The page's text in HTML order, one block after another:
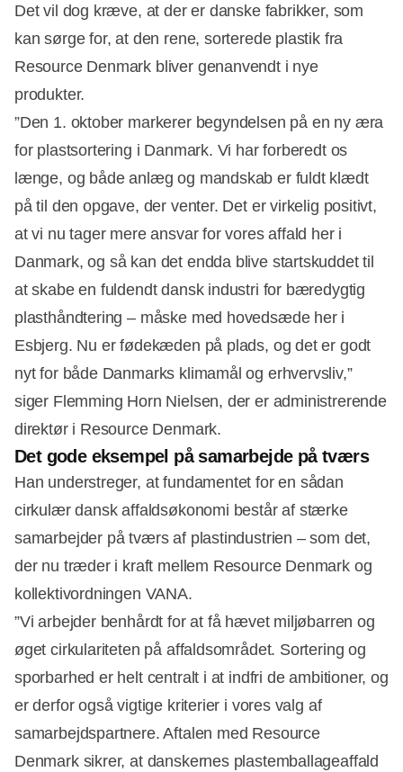
Det vil dog kræve, at der er danske fabrikker, som
kan sørge for, at den rene, sorterede plastik fra
Resource Denmark bliver genanvendt i nye
produkter.
”Den 1. oktober markerer begyndelsen på en ny æra
for plastsortering i Danmark. Vi har forberedt os
længe, og både anlæg og mandskab er fuldt klædt
på til den opgave, der venter. Det er virkelig positivt,
at vi nu tager mere ansvar for vores affald her i
Danmark, og så kan det endda blive startskuddet til
at skabe en fuldendt dansk industri for bæredygtig
plasthåndtering – måske med hovedsæde her i
Esbjerg. Nu er fødekæden på plads, og det er godt
nyt for både Danmarks klimamål og erhvervsliv,”
siger Flemming Horn Nielsen, der er administrerende
direktør i Resource Denmark.
Det gode eksempel på samarbejde på tværs
Han understreger, at fundamentet for en sådan
cirkulær dansk affaldsøkonomi består af stærke
samarbejder på tværs af plastindustrien – som det,
der nu træder i kraft mellem Resource Denmark og
kollektivordningen VANA.
”Vi arbejder benhårdt for at få hævet miljøbarren og
øget cirkulariteten på affaldsområdet. Sortering og
sporbarhed er helt centralt i at indfri de ambitioner, og
er derfor også vigtige kriterier i vores valg af
samarbejdspartnere. Aftalen med Resource
Denmark sikrer, at danskernes plastemballageaffald